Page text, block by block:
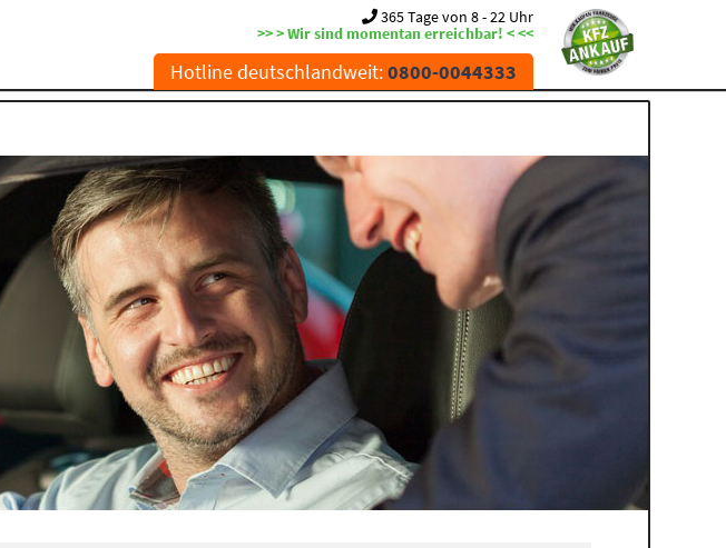
365 Tage von 8 - 22 Uhr
>> > Wir sind momentan erreichbar! < <<
Hotline deutschlandweit:0800-0044333